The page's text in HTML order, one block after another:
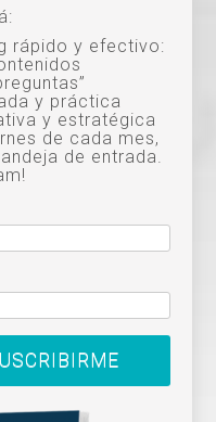
rápido y efectivo:
y práctica
y estratégica
de cada mes,
de entrada.